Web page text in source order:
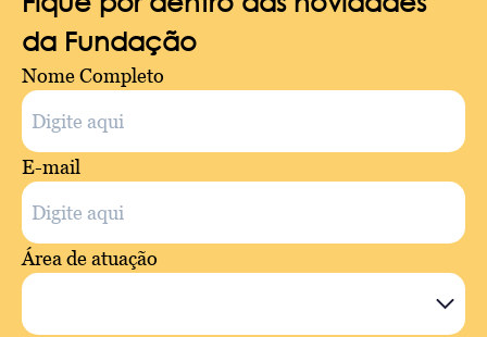
da Fundação
Nome Completo
E-mail
Área de atuação